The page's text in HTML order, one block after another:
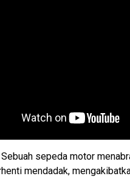
Sebuah sepeda motor
mendadak,